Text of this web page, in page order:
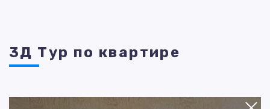
3Д Тур по квартире